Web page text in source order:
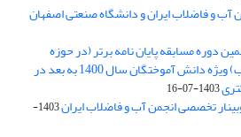
و فاضلاب ایران و دانشگاه صنعتی اصفهان
دوره مسابقه پایان نامه برتر (در حوزه
علوم و مهندسی آب و فاضلاب) ویژه دانش آموختگان سال 1400 به بعد در
1403-07-16
تخصصی انجمن آب و فاضلاب ایران
1403-